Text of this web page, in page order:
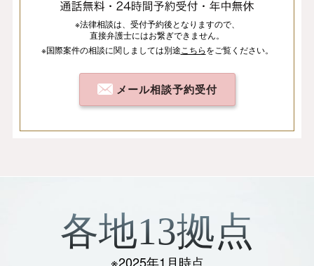
※法律相談は、 受付予約後となりますので、
直接弁護士にはお繋ぎできません。
※国際案件の相談に関しましては別途 こちらをご覧ください。
メール相談予約受付
各地13拠点
※2025年1月時点